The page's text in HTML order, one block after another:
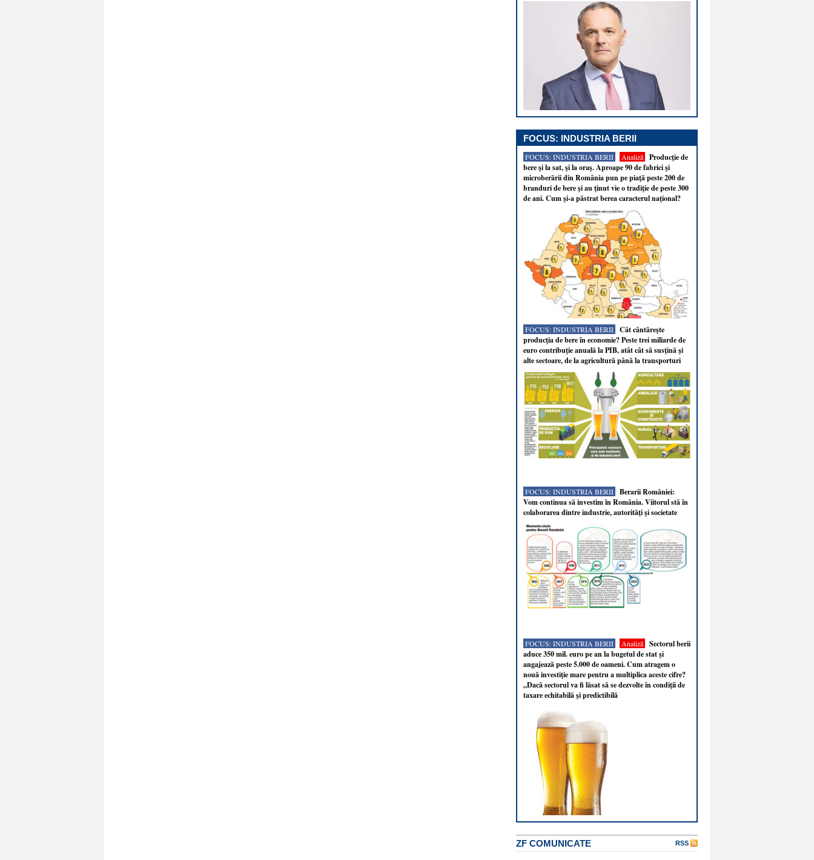
FOCUS: INDUSTRIA BERII
FOCUS: INDUSTRIA BERII Analiză
Producţie de
bere şi la sat, şi la oraş. Aproape 90 de fabrici şi
microberării din România pun pe piaţă peste 200 de
branduri de bere şi au ţinut vie o tradiţie de peste 300
de ani. Cum şi-a păstrat berea caracterul naţional?
FOCUS: INDUSTRIA BERII
Cât cântăreşte
producţia de bere în economie? Peste trei miliarde de
euro contribuţie anuală la PIB, atât cât să susţină şi
alte sectoare, de la agricultură până la transporturi
FOCUS: INDUSTRIA BERII
Berarii României:
Vom continua să investim în România. Viitorul stă în
colaborarea dintre industrie, autorităţi şi societate
FOCUS: INDUSTRIA BERII Analiză
Sectorul berii
aduce 350 mil. euro pe an la bugetul de stat şi
angajează peste 5.000 de oameni. Cum atragem o
nouă investiţie mare pentru a multiplica aceste cifre?
„Dacă sectorul va fi lăsat să se dezvolte în condiţii de
taxare echitabilă şi predictibilă
ZF COMUNICATE RSS